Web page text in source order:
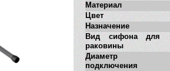
Материал
Цвет
Назначение
Вид сифона для
раковины
Диаметр
подключения